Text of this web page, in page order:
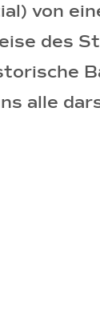
von
des
alle